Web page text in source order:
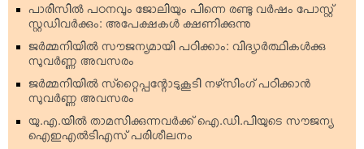
പാരിസില്‍ പഠനവും ജോലിയും പിന്നെ രണ്ടു വര്‍ഷം പോസ്റ്റ്
സ്റ്റഡിവര്‍ക്കും: അപേക്ഷകള്‍ ക്ഷണിക്കുന്നു
ജര്‍മ്മനിയില്‍ സൗജന്യമായി പഠിക്കാം: വിദ്യാര്‍ത്ഥികള്‍ക്കു
സുവര്‍ണ്ണ അവസരം
ജര്‍മ്മനിയില്‍ സ്‌റ്റൈപ്പന്റോടുകൂടി നഴ്‌സിംഗ് പഠിക്കാന്‍
സുവര്‍ണ്ണ അവസരം
യു.എ.യില്‍ താമസിക്കുന്നവര്‍ക്ക് ഐ.ഡി.പിയുടെ സൗജന്യ
ഐഇഎല്‍ടിഎസ് പരിശീലനം